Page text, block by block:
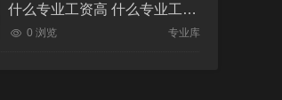
什么专业工资高 什么专业工资高且适合物化生女
0 浏览 专业库